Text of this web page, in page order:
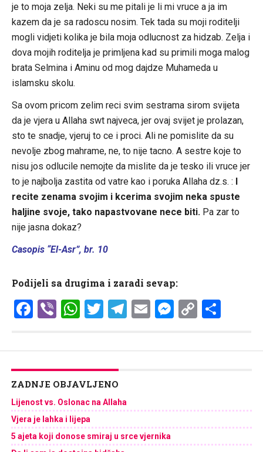
je to moja zelja. Neki su me pitali je li mi vruce a ja im
kazem da je sa radoscu nosim. Tek tada su moji roditelji
mogli vidjeti kolika je bila moja odlucnost za hidzab. Zelja i
dova mojih roditelja je primljena kad su primili moga malog
brata Selmina i Aminu od mog dajdze Muhameda u
islamsku skolu.
Sa ovom pricom zelim reci svim sestrama sirom svijeta
da je vjera u Allaha swt najveca, jer ovaj svijet je prolazan,
sto te snadje, vjeruj to ce i proci. Ali ne pomislite da su
nevolje zbog mahrame, ne, to nije tacno. A sestre koje to
nisu jos odlucile nemojte da mislite da je tesko ili vruce jer
to je najbolja zastita od vatre kao i poruka Allaha dz.s. : I
recite zenama svojim i kcerima svojim neka spuste
haljine svoje, tako napastvovane nece biti.Pa zar to
nije jasna dokaz?
Casopis “El-Asr”, br. 10
Podijeli sa drugima i zaradi sevap:
Facebook
ViberWhatsApp
Twitter
Telegram
EmailCopy
ZADNJE OBJAVLJENO
Lijenost vs. Oslonac na Allaha
Vjera je lahka i lijepa
5 ajeta koji donose smiraj u srce vjernika